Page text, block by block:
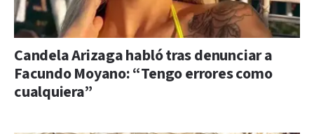
Candela Arizaga habló tras denunciar a
Facundo Moyano: “Tengo errores como
cualquiera”